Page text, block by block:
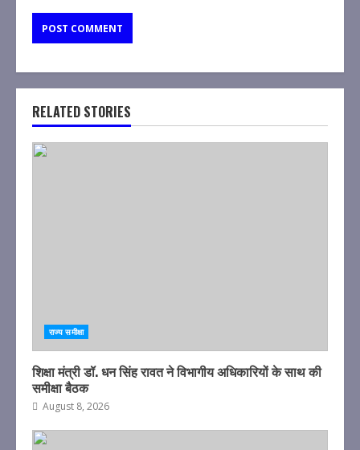
RELATED STORIES
राज्य समीक्षा
शिक्षा मंत्री डॉ. धन सिंह रावत ने विभागीय अधिकारियों के साथ की
समीक्षा बैठक
August 8, 2026